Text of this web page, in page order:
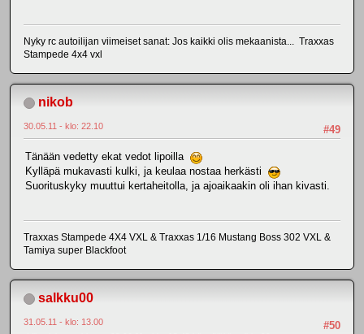
Nyky rc autoilijan viimeiset sanat: Jos kaikki olis mekaanista... Traxxas
Stampede 4x4 vxl
nikob
#49
30.05.11 - klo: 22.10
Tänään vedetty ekat vedot lipoilla
Kylläpä mukavasti kulki, ja keulaa nostaa herkästi
Suorituskyky muuttui kertaheitolla, ja ajoaikaakin oli ihan kivasti.
Traxxas Stampede 4X4 VXL & Traxxas 1/16 Mustang Boss 302 VXL &
Tamiya super Blackfoot
salkku00
#50
31.05.11 - klo: 13.00